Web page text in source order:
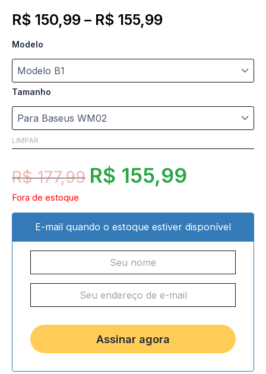
R$ 150,99 – R$ 155,99
Modelo
Tamanho
LIMPAR
R$177,99 R$ 155,99
Fora de estoque
E-mail quando o estoque estiver disponível